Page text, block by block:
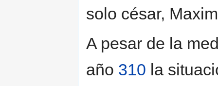
solo césar,
A pesar de la
año 310 la